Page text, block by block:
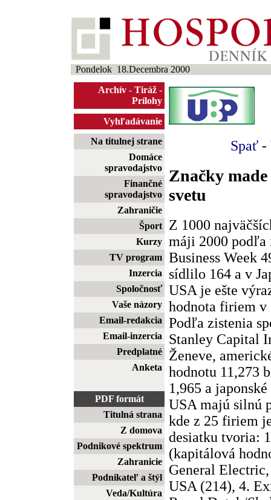
Pondelok 18.Decembra 2000
Archív - Tiráž -
Prílohy
Vyhľadávanie
Na titulnej strane
Domáce
spravodajstvo
Finančné
spravodajstvo
Zahraničie
Šport
Kurzy
TV program
Inzercia
Spoločnosť
Vaše názory
Email-redakcia
Email-inzercia
Predplatné
Anketa
PDF formát
Titulná strana
Z domova
Podnikové spektrum
Zahranicie
Podnikateľ a štýl
Veda/Kultúra
Spať -
Značky
svetu
Z 1000
máji 2000
Business Week
sídlilo 164 a v
USA je ešte
hodnota firiem v
Podľa zistenia
Stanley Capital
Ženeve,
hodnotu 11,273
1,965 a
USA majú silnú
kde z 25 firiem
desiatku tvoria:
(kapitálová
General
USA (214), 4.